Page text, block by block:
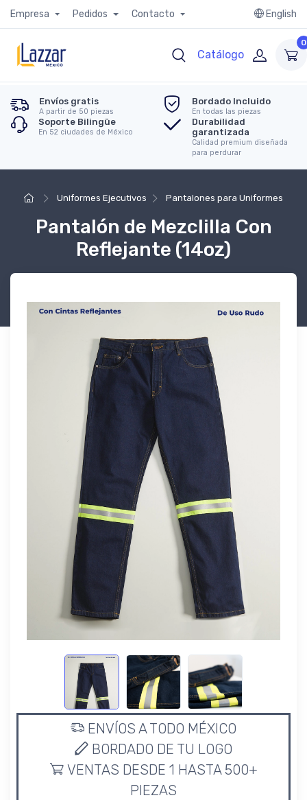
Empresa Pedidos Contacto English
Catálogo
0
Envíos gratis
A partir de 50 piezas
Bordado Incluido
En todas las piezas
Soporte Bilingüe
En 52 ciudades de México
Durabilidad
garantizada
Calidad premium diseñada
para perdurar
Uniformes Ejecutivos Pantalones para Uniformes
Pantalón de Mezclilla Con
Reflejante (14oz)
ENVÍOS A TODO MÉXICO
BORDADO DE TU LOGO
VENTAS DESDE 1 HASTA 500+
PIEZAS